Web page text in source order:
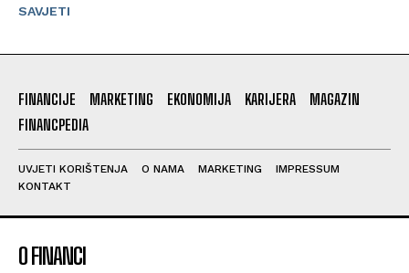
SAVJETI
FINANCIJE MARKETING EKONOMIJA KARIJERA
MAGAZIN
FINANCPEDIA
UVJETI KORIŠTENJA O NAMA MARKETING
IMPRESSUM
KONTAKT
O FINANCI